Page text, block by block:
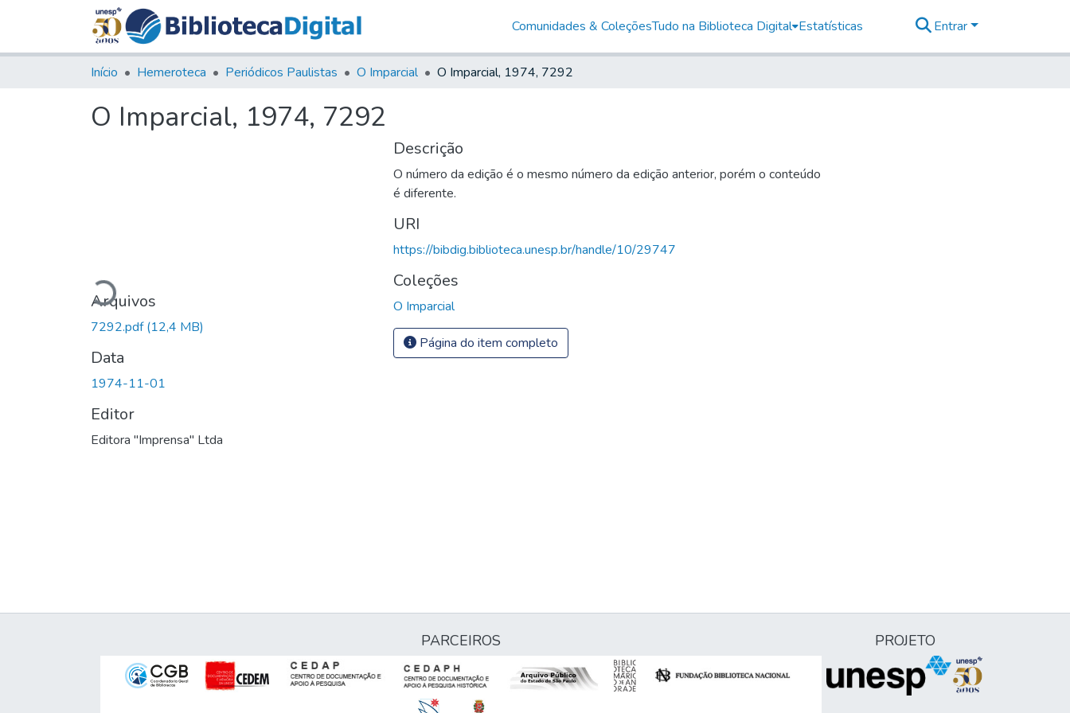
Comunidades & ColeçõesTudo na Biblioteca Digital Estatísticas Entrar
Início Hemeroteca Periódicos Paulistas O Imparcial O Imparcial, 1974, 7292
O Imparcial, 1974, 7292
Carregando...
Arquivos
7292.pdf(12,4 MB)
Data
1974-11-01
Editor
Editora "Imprensa" Ltda
Descrição
O número da edição é o mesmo número da edição anterior, porém o conteúdo
é diferente.
URI
https://bibdig.biblioteca.unesp.br/handle/10/29747
Coleções
O Imparcial
Página do item completo
PARCEIROS PROJETO